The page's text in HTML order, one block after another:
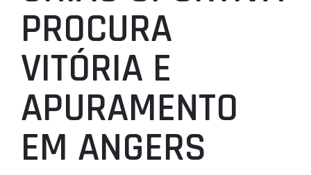
COMPETIÇÕES
ASSOCIAÇÕES
CLUBES
AGENTES
AGENDA
SELEÇÕES
MINIBASQUETE
PROCURA
VITÓRIA E
APURAMENTO
EM ANGERS